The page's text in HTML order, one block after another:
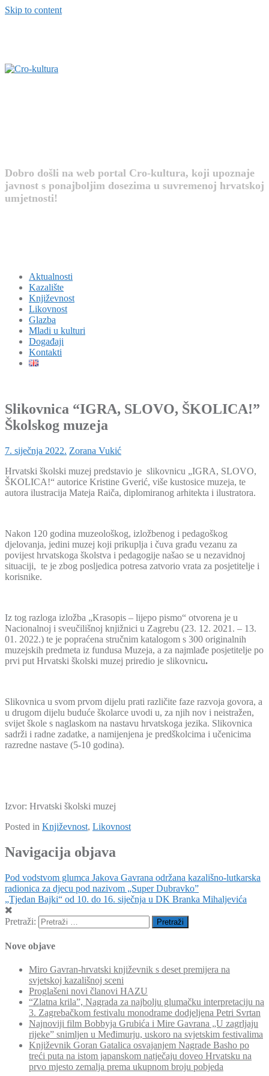
Skip to content
Dobro došli na web portal Cro-kultura, koji upoznaje
javnost s ponajboljim dosezima u suvremenoj hrvatskoj
umjetnosti!
Aktualnosti
Kazalište
Književnost
Likovnost
Glazba
Mladi u kulturi
Događaji
Kontakti
Slikovnica “IGRA, SLOVO, ŠKOLICA!”
Školskog muzeja
7. siječnja 2022. Zorana Vukić
Hrvatski školski muzej predstavio je slikovnicu „IGRA, SLOVO,
ŠKOLICA!“ autorice Kristine Gverić, više kustosice muzeja, te
autora ilustracija Mateja Raiča, diplomiranog arhitekta i ilustratora.
Nakon 120 godina muzeološkog, izložbenog i pedagoškog
djelovanja, jedini muzej koji prikuplja i čuva građu vezanu za
povijest hrvatskoga školstva i pedagogije našao se u nezavidnoj
situaciji, te je zbog posljedica potresa zatvorio vrata za posjetitelje i
korisnike.
Iz tog razloga izložba „Krasopis – lijepo pismo“ otvorena je u
Nacionalnoj i sveučilišnoj knjižnici u Zagrebu (23. 12. 2021. – 13.
01. 2022.) te je popraćena stručnim katalogom s 300 originalnih
muzejskih predmeta iz fundusa Muzeja, a za najmlađe posjetitelje po
prvi put Hrvatski školski muzej priredio je slikovnicu.
Slikovnica u svom prvom dijelu prati različite faze razvoja govora, a
u drugom dijelu buduće školarce uvodi u, za njih nov i neistražen,
svijet škole s naglaskom na nastavu hrvatskoga jezika. Slikovnica
sadrži i radne zadatke, a namijenjena je predškolcima i učenicima
razredne nastave (5-10 godina).
Izvor: Hrvatski školski muzej
Posted in Književnost, Likovnost
Navigacija objava
Pod vodstvom glumca Jakova Gavrana održana kazališno-lutkarska
radionica za djecu pod nazivom „Super Dubravko”
„Tjedan Bajki“ od 10. do 16. siječnja u DK Branka Mihaljevića
Pretraži:
Nove objave
Miro Gavran-hrvatski književnik s deset premijera na
svjetskoj kazališnoj sceni
Proglašeni novi članovi HAZU
“Zlatna krila”, Nagrada za najbolju glumačku interpretaciju na
3. Zagrebačkom festivalu monodrame dodjeljena Petri Svrtan
Najnoviji film Bobbyja Grubića i Mire Gavrana „U zagrljaju
rijeke” snimljen u Međimurju, uskoro na svjetskim festivalima
Književnik Goran Gatalica osvajanjem Nagrade Basho po
treći puta na istom japanskom natječaju doveo Hrvatsku na
prvo mjesto zemalja prema ukupnom broju pobjeda